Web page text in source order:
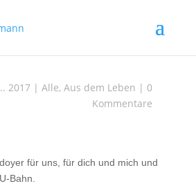
2017 |Alle,Aus dem Leben | 0
Kommentare
für uns, für dich und mich und
Bahn.